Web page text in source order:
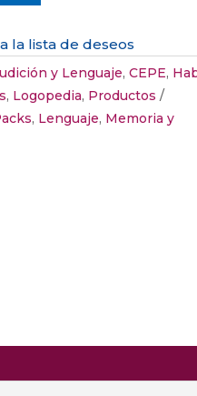
la lista de deseos
y Lenguaje, CEPE,
, Logopedia, Productos
, Lenguaje, Memoria y